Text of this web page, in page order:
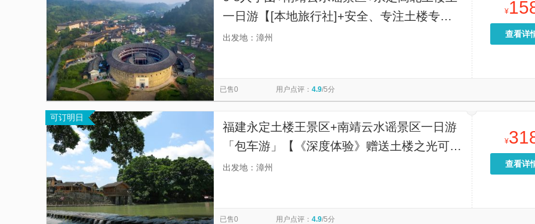
一日游【[本地旅行社]+安全、专注土楼专线
更专业，】
出发地：漳州
¥
查看详
已售0 用户点评： 4.9/5分
可订明日
福建永定土楼王景区+南靖云水谣景区一日游
「包车游」【《深度体验》赠送土楼之光可登
楼全景拍照看土楼前身今世/体验客家传统习
出发地：漳州
¥
查看详
已售0 用户点评： 4.9/5分